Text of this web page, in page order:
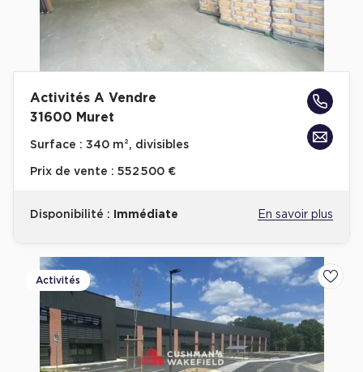
Activités A Vendre
31600 Muret
Surface : 340 m², divisibles
Prix de vente : 552 500 €
Disponibilité : Immédiate En savoir plus
Activités